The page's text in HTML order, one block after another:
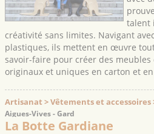
talent
créativité sans limites. Navigant
plastiques, ils mettent en œuvre
savoir-faire pour créer des
originaux et uniques en carton et
Artisanat > Vêtements et accessoires
Aigues-Vives - Gard
La Botte Gardiane